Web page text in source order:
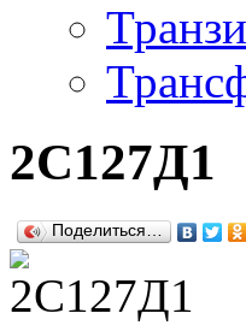
2С127Д1
Поделиться…